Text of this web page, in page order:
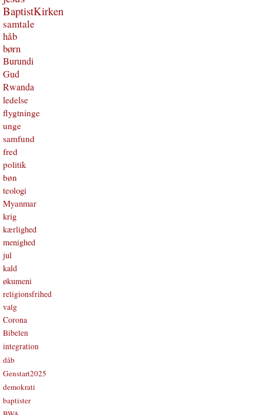
BaptistKirken
samtale
håb
børn
Burundi
Gud
Rwanda
ledelse
flygtninge
unge
samfund
fred
politik
bøn
teologi
Myanmar
krig
kærlighed
menighed
jul
kald
økumeni
religionsfrihed
valg
Corona
Bibelen
integration
dåb
Genstart2025
demokrati
baptister